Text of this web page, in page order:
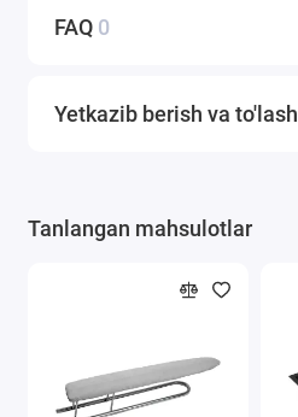
FAQ 0
Yetkazib berish va to'lash
Tanlangan mahsulotlar